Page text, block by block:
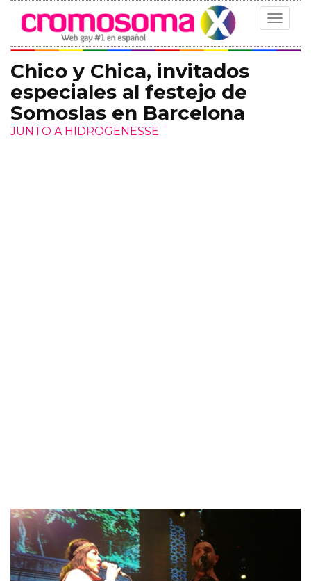
Toggle
Chico y Chica, invitados
especiales al festejo de
Somoslas en Barcelona
JUNTO A HIDROGENESSE